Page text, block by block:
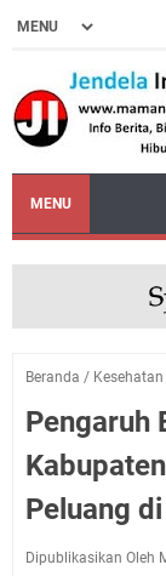
MENU
Beranda / Kesehatan
Pengaruh
Peluang
Dipublikasikan Oleh